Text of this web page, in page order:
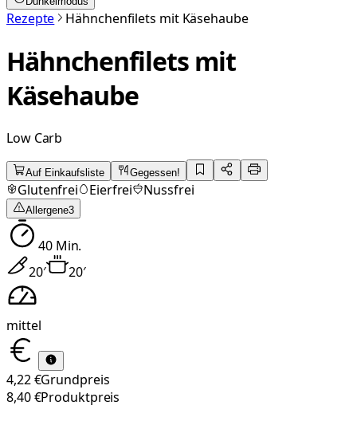
Rezepte Hähnchenfilets mit Käsehaube
Hähnchenfilets mit
Käsehaube
Low Carb
Auf Einkaufsliste Gegessen!
Glutenfrei Eierfrei Nussfrei
Allergene3
40Min.
20′ 20′
mittel
4,22 €Grundpreis
8,40 €Produktpreis